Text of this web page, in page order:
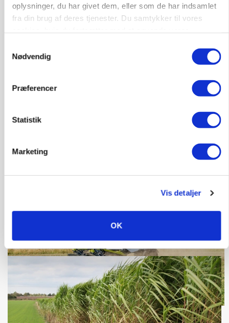
oplysninger, du har givet dem, eller som de har indsamlet
fra din brug af deres tjenester. Du samtykker til vores
Nødvendig
Præferencer
Statistik
Marketing
Vis detaljer
OK
katastrofe
Annonce
Loading...